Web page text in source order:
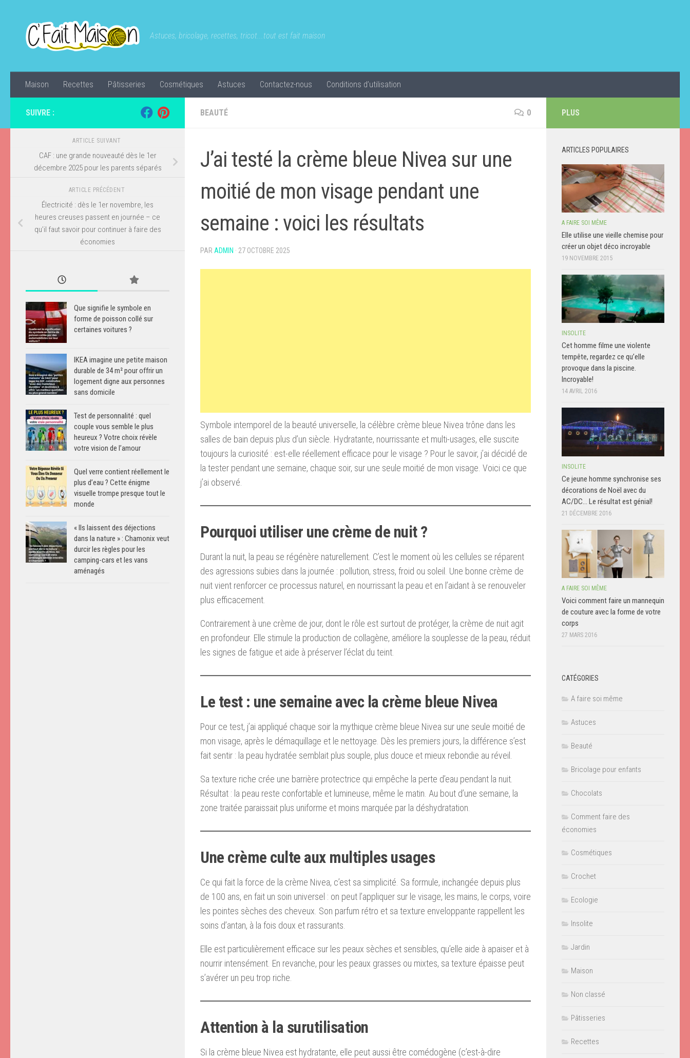
Astuces, bricolage, recettes, tricot...tout est fait maison
Maison Recettes Pâtisseries Cosmétiques Astuces Contactez-nous Conditions d’utilisation
BEAUTÉ 0
J’ai testé la crème bleue Nivea sur une
moitié de mon visage pendant une
semaine : voici les résultats
PAR ADMIN · 27 OCTOBRE 2025
Symbole intemporel de la beauté universelle, la célèbre crème bleue Nivea trône dans les
salles de bain depuis plus d’un siècle. Hydratante, nourrissante et multi-usages, elle suscite
toujours la curiosité : est-elle réellement efficace pour le visage ? Pour le savoir, j’ai décidé de
la tester pendant une semaine, chaque soir, sur une seule moitié de mon visage. Voici ce que
j’ai observé.
Pourquoi utiliser une crème de nuit ?
Durant la nuit, la peau se régénère naturellement. C’est le moment où les cellules se réparent
des agressions subies dans la journée : pollution, stress, froid ou soleil. Une bonne crème de
nuit vient renforcer ce processus naturel, en nourrissant la peau et en l’aidant à se renouveler
plus efficacement.
Contrairement à une crème de jour, dont le rôle est surtout de protéger, la crème de nuit agit
en profondeur. Elle stimule la production de collagène, améliore la souplesse de la peau, réduit
les signes de fatigue et aide à préserver l’éclat du teint.
Le test : une semaine avec la crème bleue Nivea
Pour ce test, j’ai appliqué chaque soir la mythique crème bleue Nivea sur une seule moitié de
mon visage, après le démaquillage et le nettoyage. Dès les premiers jours, la différence s’est
fait sentir : la peau hydratée semblait plus souple, plus douce et mieux rebondie au réveil.
Sa texture riche crée une barrière protectrice qui empêche la perte d’eau pendant la nuit.
Résultat : la peau reste confortable et lumineuse, même le matin. Au bout d’une semaine, la
zone traitée paraissait plus uniforme et moins marquée par la déshydratation.
Une crème culte aux multiples usages
Ce qui fait la force de la crème Nivea, c’est sa simplicité. Sa formule, inchangée depuis plus
de 100 ans, en fait un soin universel : on peut l’appliquer sur le visage, les mains, le corps, voire
les pointes sèches des cheveux. Son parfum rétro et sa texture enveloppante rappellent les
soins d’antan, à la fois doux et rassurants.
Elle est particulièrement efficace sur les peaux sèches et sensibles, qu’elle aide à apaiser et à
nourrir intensément. En revanche, pour les peaux grasses ou mixtes, sa texture épaisse peut
s’avérer un peu trop riche.
Attention à la surutilisation
Si la crème bleue Nivea est hydratante, elle peut aussi être comédogène (c’est-à-dire
SUIVRE :
ARTICLE SUIVANT
CAF : une grande nouveauté dès le 1er
décembre 2025 pour les parents séparés
ARTICLE PRÉCÉDENT
Électricité : dès le 1er novembre, les
heures creuses passent en journée – ce
qu’il faut savoir pour continuer à faire des
économies
Que signifie le symbole en
forme de poisson collé sur
certaines voitures ?
IKEA imagine une petite maison
durable de 34 m² pour offrir un
logement digne aux personnes
sans domicile
Test de personnalité : quel
couple vous semble le plus
heureux ? Votre choix révèle
votre vision de l’amour
Quel verre contient réellement le
plus d’eau ? Cette énigme
visuelle trompe presque tout le
monde
« Ils laissent des déjections
dans la nature » : Chamonix veut
durcir les règles pour les
camping-cars et les vans
aménagés
PLUS
ARTICLES POPULAIRES
A FAIRE SOI MÊME
Elle utilise une vieille chemise pour
créer un objet déco incroyable
19 NOVEMBRE 2015
INSOLITE
Cet homme filme une violente
tempête, regardez ce qu’elle
provoque dans la piscine.
Incroyable!
14 AVRIL 2016
INSOLITE
Ce jeune homme synchronise ses
décorations de Noël avec du
AC/DC… Le résultat est génial!
21 DÉCEMBRE 2016
A FAIRE SOI MÊME
Voici comment faire un mannequin
de couture avec la forme de votre
corps
27 MARS 2016
CATÉGORIES
A faire soi même
Astuces
Beauté
Bricolage pour enfants
Chocolats
Comment faire des
économies
Cosmétiques
Crochet
Ecologie
Insolite
Jardin
Maison
Non classé
Pâtisseries
Recettes